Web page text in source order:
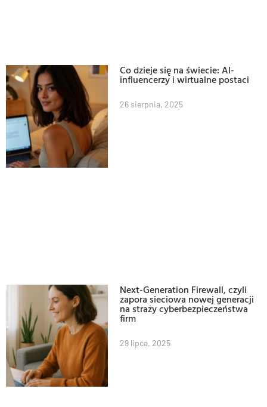
Co dzieje się na świecie: AI-
influencerzy i wirtualne postaci
26 sierpnia, 2025
Next-Generation Firewall, czyli
zapora sieciowa nowej generacji
na straży cyberbezpieczeństwa
firm
29 lipca, 2025